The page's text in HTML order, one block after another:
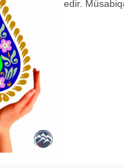
edir.